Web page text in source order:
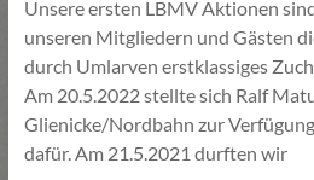
Unsere ersten LBMV Aktionen
unseren Mitgliedern und Gästen
durch Umlarven erstklassiges
Am 20.5.2022 stellte sich Ralf
Glienicke/Nordbahn zur
dafür. Am 21.5.2021 durften wir